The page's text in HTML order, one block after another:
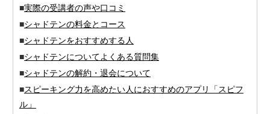
■実際の受講者の声や口コミ
■シャドテンの料金とコース
■シャドテンをおすすめする人
■シャドテンについてよくある質問集
■シャドテンの解約・退会について
■スピーキング力を高めたい人におすすめのアプリ「スピフ
ル」